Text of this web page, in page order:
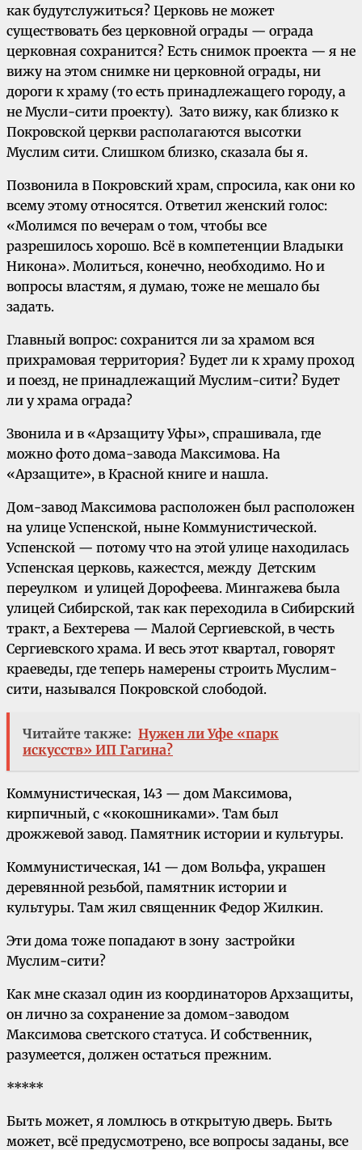
как будутслужиться? Церковь не может
существовать без церковной ограды — ограда
церковная сохранится? Есть снимок проекта — я не
вижу на этом снимке ни церковной ограды, ни
дороги к храму (то есть принадлежащего городу, а
не Мусли-сити проекту). Зато вижу, как близко к
Покровской церкви располагаются высотки
Муслим сити. Слишком близко, сказала бы я.
Позвонила в Покровский храм, спросила, как они ко
всему этому относятся. Ответил женский голос:
«Молимся по вечерам о том, чтобы все
разрешилось хорошо. Всё в компетенции Владыки
Никона». Молиться, конечно, необходимо. Но и
вопросы властям, я думаю, тоже не мешало бы
задать.
Главный вопрос: сохранится ли за храмом вся
прихрамовая территория? Будет ли к храму проход
и поезд, не принадлежащий Муслим-сити? Будет
ли у храма ограда?
Звонила и в «Арзащиту Уфы», спрашивала, где
можно фото дома-завода Максимова. На
«Арзащите», в Красной книге и нашла.
Дом-завод Максимова расположен был расположен
на улице Успенской, ныне Коммунистической.
Успенской — потому что на этой улице находилась
Успенская церковь, кажестся, между Детским
переулком и улицей Дорофеева. Мингажева была
улицей Сибирской, так как переходила в Сибирский
тракт, а Бехтерева — Малой Сергиевской, в честь
Сергиевского храма. И весь этот квартал, говорят
краеведы, где теперь намерены строить Муслим-
сити, назывался Покровской слободой.
Читайте также: Нужен ли Уфе «парк
искусств» ИП Гагина?
Коммунистическая, 143 — дом Максимова,
кирпичный, с «кокошниками». Там был
дрожжевой завод. Памятник истории и культуры.
Коммунистическая, 141 — дом Вольфа, украшен
деревянной резьбой, памятник истории и
культуры. Там жил священник Федор Жилкин.
Эти дома тоже попадают в зону застройки
Муслим-сити?
Как мне сказал один из координаторов Архзащиты,
он лично за сохранение за домом-заводом
Максимова светского статуса. И собственник,
разумеется, должен остаться прежним.
*****
Быть может, я ломлюсь в открытую дверь. Быть
может, всё предусмотрено, все вопросы заданы, все